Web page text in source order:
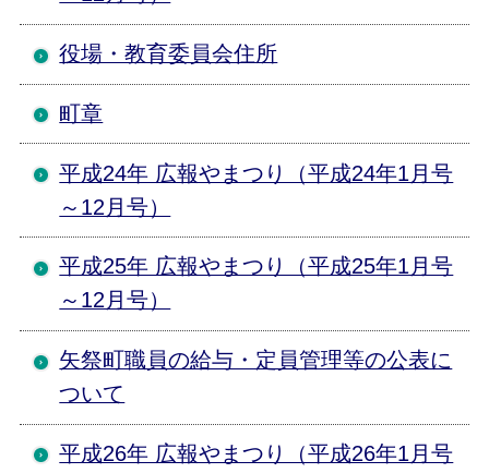
役場・教育委員会住所
町章
平成24年 広報やまつり（平成24年1月号
～12月号）
平成25年 広報やまつり（平成25年1月号
～12月号）
矢祭町職員の給与・定員管理等の公表に
ついて
平成26年 広報やまつり（平成26年1月号